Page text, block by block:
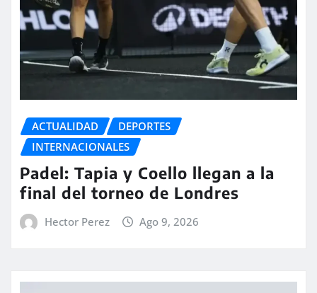
ACTUALIDAD
DEPORTES
INTERNACIONALES
Padel: Tapia y Coello llegan a la
final del torneo de Londres
Hector Perez Ago 9, 2026